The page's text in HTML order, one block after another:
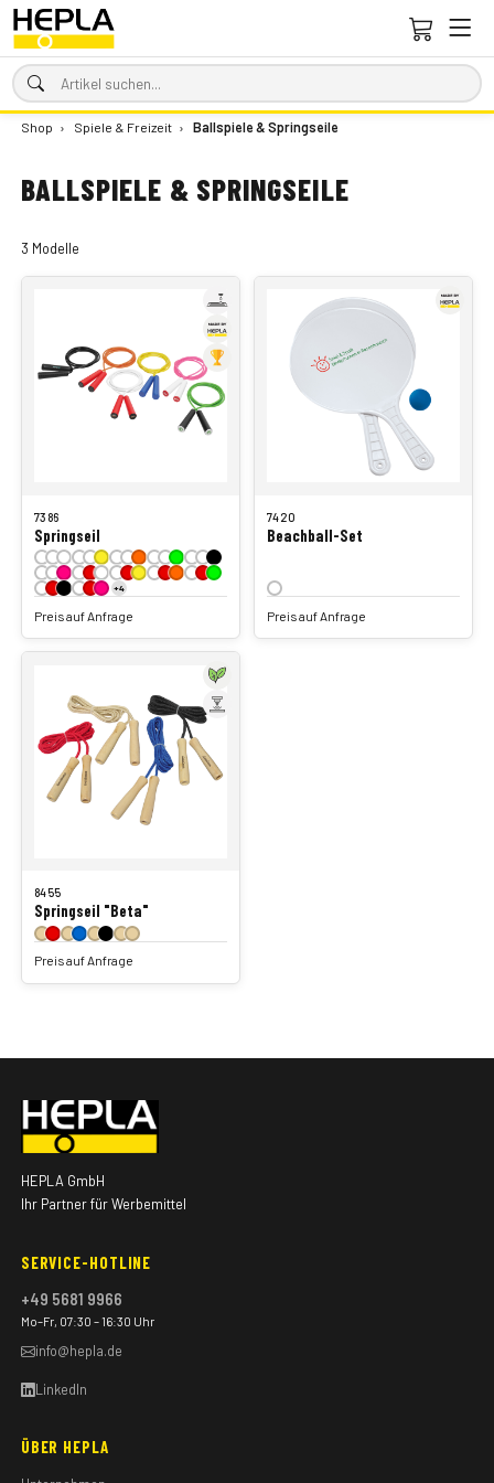
Shop › Spiele & Freizeit › Ballspiele & Springseile
BALLSPIELE & SPRINGSEILE
3 Modelle
7386
Springseil
+4
Preis auf Anfrage
7420
Beachball-Set
Preis auf Anfrage
8455
Springseil "Beta"
Preis auf Anfrage
HEPLA GmbH
Ihr Partner für Werbemittel
SERVICE-HOTLINE
+49 5681 9966
Mo–Fr, 07:30 – 16:30 Uhr
info@hepla.de
LinkedIn
ÜBER HEPLA